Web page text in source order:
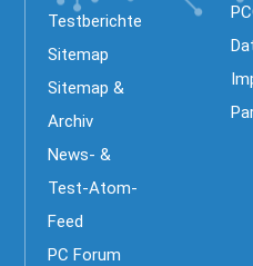
Testberichte
Sitemap
Sitemap &
Archiv
News- &
Test-Atom-
Feed
PC Forum